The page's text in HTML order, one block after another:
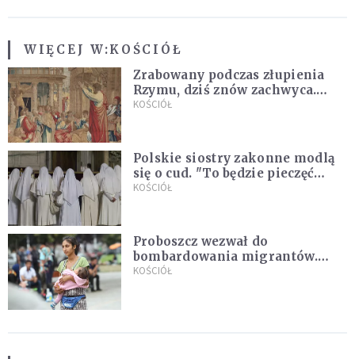
WIĘCEJ W:KOŚCIÓŁ
Zrabowany podczas złupienia
Rzymu, dziś znów zachwyca.
Wyjątkowy arras w Castel
KOŚCIÓŁ
Polskie siostry zakonne modlą
się o cud. "To będzie pieczęć
Pana Boga dla naszej wiary"
KOŚCIÓŁ
Proboszcz wezwał do
bombardowania migrantów.
"Masowy ogień przeciwko
KOŚCIÓŁ